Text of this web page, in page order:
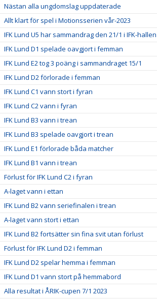
Nästan alla ungdomslag uppdaterade
Allt klart för spel i Motionsserien vår-2023
IFK Lund U5 har sammandrag den 21/1 i IFK-hallen
IFK Lund D1 spelade oavgjort i femman
IFK Lund E2 tog 3 poäng i sammandraget 15/1
IFK Lund D2 förlorade i femman
IFK Lund C1 vann stort i fyran
IFK Lund C2 vann i fyran
IFK Lund B3 vann i trean
IFK Lund B3 spelade oavgjort i trean
IFK Lund E1 förlorade båda matcher
IFK Lund B1 vann i trean
Förlust för IFK Lund C2 i fyran
A-laget vann i ettan
IFK Lund B2 vann seriefinalen i trean
A-laget vann stort i ettan
IFK Lund B2 fortsätter sin fina svit utan förlust
Förlust för IFK Lund D2 i femman
IFK Lund D2 spelar hemma i femman
IFK Lund D1 vann stort på hemmabord
Alla resultat i ÅRIK-cupen 7/1 2023